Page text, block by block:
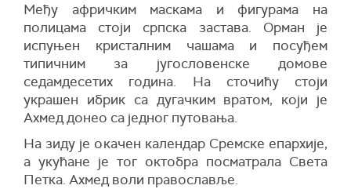
Међу афричким маскама и фигурама на
полицама стоји српска застава. Орман је
испуњен кристалним чашама и посуђем
типичним за југословенске домове
седамдесетих година. На сточићу стоји
украшен ибрик са дугачким вратом, који је
Ахмед донео са једног путовања.
На зиду је окачен календар Сремске епархије,
а укућане је тог октобра посматрала Света
Петка. Ахмед воли православље.